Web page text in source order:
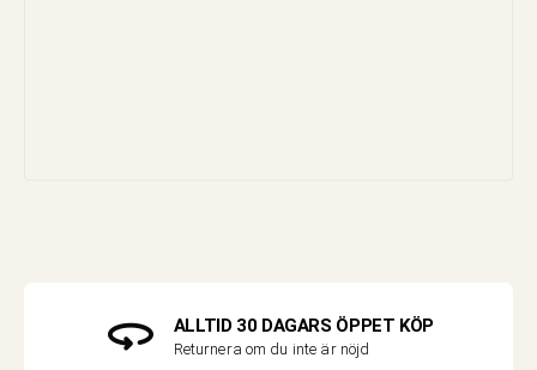
ALLTID 30 DAGARS ÖPPET KÖP
Returnera om du inte är nöjd